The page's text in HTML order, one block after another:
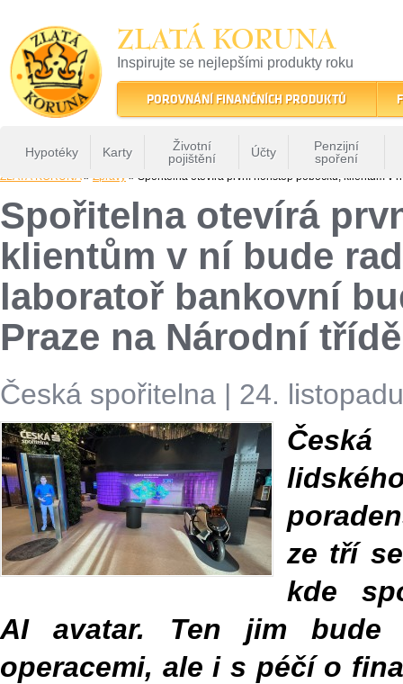
ZLATÁ KORUNA
Inspirujte se nejlepšími produkty roku
22 let tradice a kvality na finančním trhu
POROVNÁNÍ FINANČNÍCH PRODUKTŮ
Hypotéky Karty
Životní
pojištění
Účty
Penzijní
spoření
ZLATÁ KORUNA» Zprávy » Spořitelna otevírá první nonstop pobočku, klientům v
Spořitelna otevírá
klientům v ní bude
laboratoř bankovní
Praze na Národní třídě
Česká spořitelna | 24.
ze tří
kde
AI avatar. Ten jim bude
operacemi, ale i s péčí o